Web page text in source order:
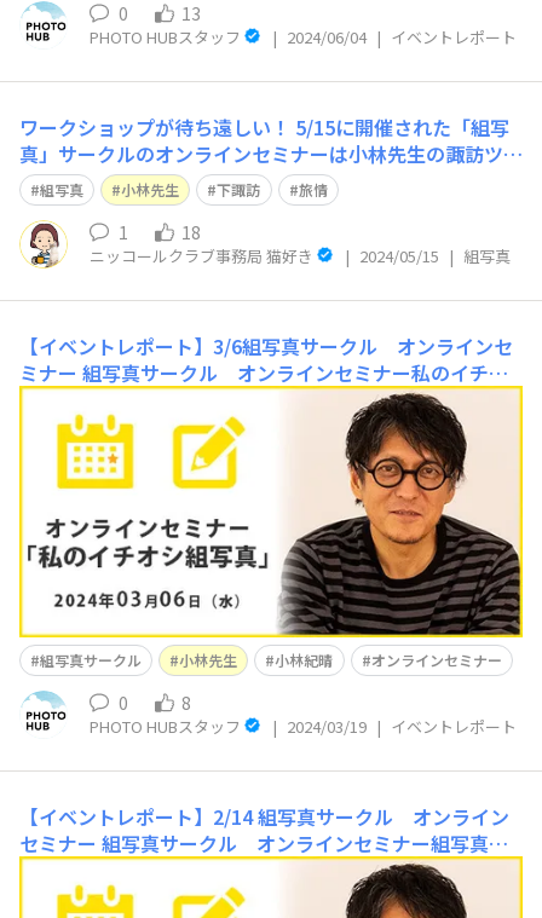
0 13
PHOTO HUBスタッフ | 2024/06/04 | イベントレポート
ワークショップが待ち遠しい！ 5/15に開催された「組写
真」サークルのオンラインセミナーは小林先生の諏訪ツア
ー（オンライン）のようになり、楽しみながら参加いたし
ました。 小林先生から諏訪の色々な話を伺いました
が、諏訪と言えばやはり「御柱祭」。地元の企業もお休み
になるとお聞きして、さすが御柱祭！と思
組写真 小林先生 下諏訪 旅情
1 18
ニッコールクラブ事務局 猫好き | 2024/05/15 | 組写真
【イベントレポート】3/6組写真サークル オンラインセ
ミナー 組写真サークル オンラインセミナー私のイチオ
シ組写真3/6（水）に組写真サークルのオンラインセミナ
ーを開催しました。今回の内容は1月に小林先生が大阪で
行った組写真実践レッスンの作品と組写真サークルに投稿
していただいた作品（実際に組んだ４枚の作品と候補にあ
がった関連する作品含む20点程度を事務局にお送
組写真サークル 小林先生 小林紀晴 オンラインセミナー
0 8
PHOTO HUBスタッフ | 2024/03/19 | イベントレポート
【イベントレポート】2/14 組写真サークル オンライン
セミナー 組写真サークル オンラインセミナー組写真と
はⅡ2月14日(水)20時より組写真サークルのオンラインセ
ミナーを開催しました。初回のオンラインセミナーが大変